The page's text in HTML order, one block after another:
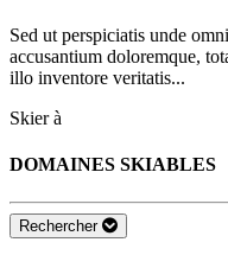
Sed ut perspiciatis unde
accusantium doloremque,
illo inventore veritatis...
Skier à
DOMAINES SKIABLES
Rechercher